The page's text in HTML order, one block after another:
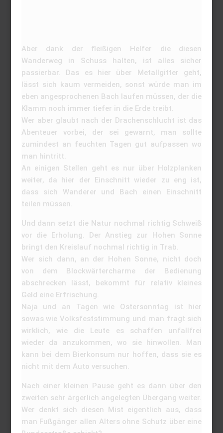
Aber dank der fleißigen Helfer die diesen
Wanderweg in Schuss halten, ist alles sicher
passierbar. Das es hier über Metallgitter geht,
lässt sich kaum vermeiden, sonst würde man im
eben angesprochenen Bach laufen müssen, der die
Klamm noch immer tiefer in die Erde treibt.
Wer aber glaubt nach der Drachenschlucht ist das
Abenteuer vorbei, der sei gewarnt, man sollte
zumindest an feuchten Tagen gut aufpassen wo
man hintritt.
An einigen Stellen geht es nur über Holzplanken
weiter, da hier der Einschnitt wieder zu eng ist,
dass sich Wanderer und Bach einen Einschnitt
teilen müssen.
Und dann setzt die Natur nochmal richtig Schweiß
vor die Erholung. Der Anstieg zur Hohen Sonne
bringt den Kreislauf nochmal richtig in Trab.
Wer sich dann, an der Hohen Sonne, nicht doch
von dem Blockwärtercharme der Bedienung
abschrecken lässt, bekommt für relativ kleines
Geld eine Erfrischung.
Naja und an Tagen wie Ostersonntag ist hier
sowas wie Volksfeststimmung und man fragt sich
wirklich, wie die Leute es schaffen unfallfrei
wieder da anzukommen, wo sie hinwollen. Man
kann bei dem Bierkonsum nur hoffen, dass sie es
nicht mit dem Auto versuchen.
Nach einer kleinen Pause geht es dann über den
zweiten sehr ärgerlich angelegten Übergang weiter.
Wer denkt sich diesen Mist eigentlich aus, dass
man Fußgänger allen Alters ohne Schutz über eine